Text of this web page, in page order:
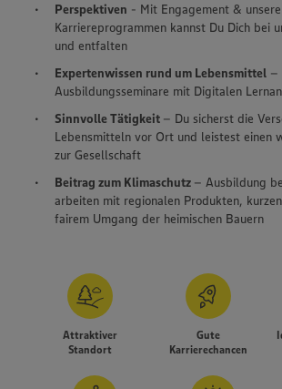
Perspektiven - Mit Engagement &
Karriereprogrammen kannst Du Dich bei
und entfalten
Expertenwissen rund um Lebensmittel –
Ausbildungsseminare mit Digitalen
Sinnvolle Tätigkeit – Du sicherst die
Lebensmitteln vor Ort und leistest einen
zur Gesellschaft
Beitrag zum Klimaschutz – Ausbildung
arbeiten mit regionalen Produkten,
fairem Umgang der heimischen Bauern
Attraktiver
Standort
Gute
Karrierechancen